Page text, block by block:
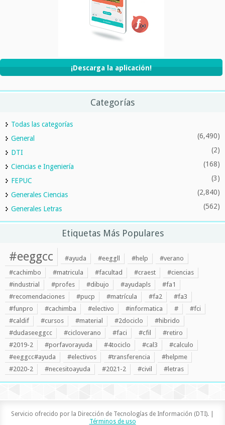
¡Descarga la aplicación!
Categorías
Todas las categorías
General
(6,490)
DTI (2)
Ciencias e Ingeniería (168)
FEPUC (3)
Generales Ciencias (2,840)
Generales Letras (562)
Etiquetas Más Populares
#eeggcc #ayuda #eeggll #help
#verano
#cachimbo
#matricula #facultad #craest
#ciencias
#industrial
#profes #dibujo #ayudapls
#fa1
#recomendaciones
#pucp #matrícula #fa2
#fa3
#funpro
#cachimba #electivo #informatica #
#fci
#caldif
#cursos #material #2dociclo
#hibrido
#dudaseeggcc
#cicloverano #faci #cfil
#retiro
#2019-2
#porfavorayuda #4tociclo #cal3
#calculo
#eeggcc#ayuda
#electivos #transferencia
#helpme
#2020-2
#necesitoayuda #2021-2 #civil #letras
Servicio ofrecido por la Dirección de Tecnologías de Información (DTI). |
Términos de uso